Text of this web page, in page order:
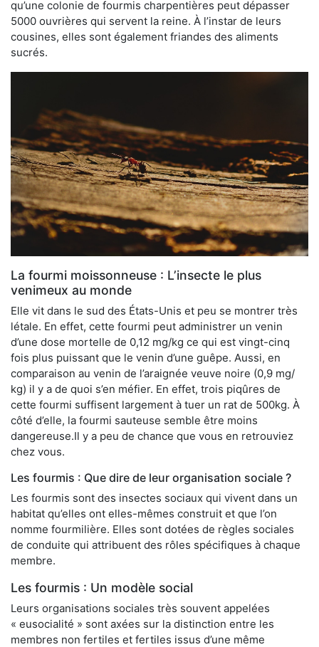
qu’une colonie de fourmis charpentières peut dépasser
5000 ouvrières qui servent la reine. À l’instar de leurs
cousines, elles sont également friandes des aliments
sucrés.
La fourmi moissonneuse : L’insecte le plus
venimeux au monde
Elle vit dans le sud des États-Unis et peu se montrer très
létale. En effet, cette fourmi peut administrer un venin
d’une dose mortelle de 0,12 mg/kg ce qui est vingt-cinq
fois plus puissant que le venin d’une guêpe. Aussi, en
comparaison au venin de l’araignée veuve noire (0,9 mg/
kg) il y a de quoi s’en méfier. En effet, trois piqûres de
cette fourmi suffisent largement à tuer un rat de 500kg. À
côté d’elle, la fourmi sauteuse semble être moins
dangereuse.Il y a peu de chance que vous en retrouviez
chez vous.
Les fourmis : Que dire de leur organisation sociale ?
Les fourmis sont des insectes sociaux qui vivent dans un
habitat qu’elles ont elles-mêmes construit et que l’on
nomme fourmilière. Elles sont dotées de règles sociales
de conduite qui attribuent des rôles spécifiques à chaque
membre.
Les fourmis : Un modèle social
Leurs organisations sociales très souvent appelées
« eusocialité » sont axées sur la distinction entre les
membres non fertiles et fertiles issus d’une même